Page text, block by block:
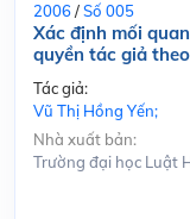
2006/Số 005
Xác định mối
quyền tác giả
Tác giả:
Vũ Thị Hồng Yến;
Nhà xuất bản:
Trường đại học Luật